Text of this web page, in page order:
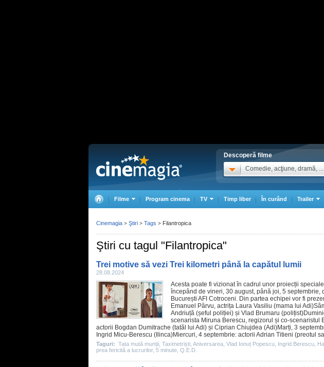
Descoperă filme
Comedie, acţiune, dramă, ...
Filme Program cinema TV Timp liber În curând Trailer
Ştiri cu tagul "Filantropica"
Trei motive să vezi Trei kilometri până la capătul lumii
28.08.2024
Acesta poate fi vizionat în cadrul unor proiecții
începând de vineri, 30 august, până joi, 5 septembrie,
București AFI Cotroceni. Din partea echipei vor fi
Emanuel Pârvu, actrița Laura Vasiliu (mama lui
Andriuță (șeful poliției) și Vlad Brumaru
scenarista Miruna Berescu, regizorul și co-scenaristul
actorii Bogdan Dumitrache (tatăl lui Adi) și Ciprian Chiujdea (Adi)Marți, 3
Ingrid Micu-Berescu (Ilinca)Miercuri, 4 septembrie: actorii Adrian Titieni (preotul
Taguri: Tata mută munții Taximetriști Aniversarea Vlad Ionuț Popescu Ingrid Berescu
prea fericită a lucrurilor, 5 minute Q.E.D.
Cinemagia > Ştiri > Tags > Filantropica